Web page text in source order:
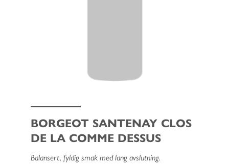
BORGEOT SANTENAY CLOS
DE LA COMME DESSUS
Balansert, fyldig smak med lang avslutning.